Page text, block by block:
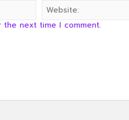
the next time I comment.